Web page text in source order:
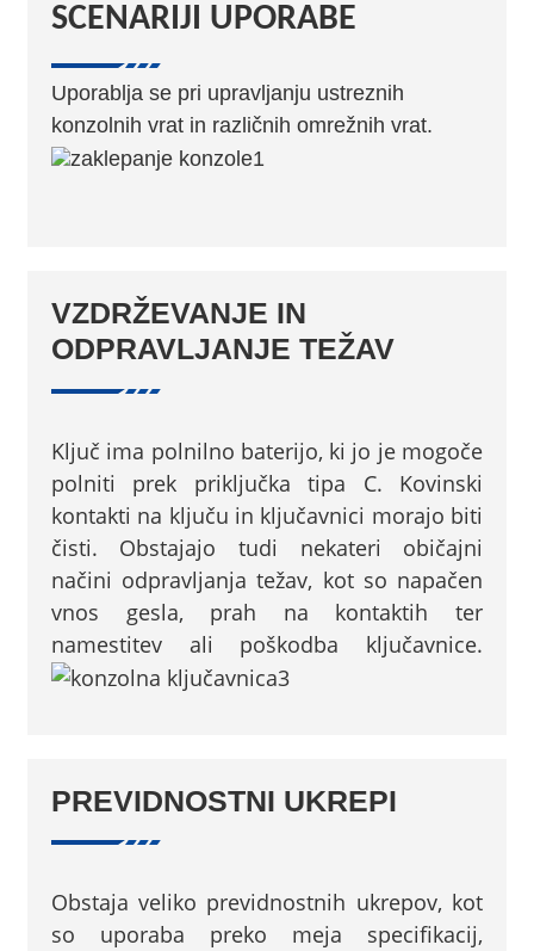
SCENARIJI UPORABE
Uporablja se pri upravljanju ustreznih
konzolnih vrat in različnih omrežnih vrat.
VZDRŽEVANJE IN
ODPRAVLJANJE TEŽAV
Ključ ima polnilno baterijo, ki jo je mogoče
polniti prek priključka tipa C. Kovinski
kontakti na ključu in ključavnici morajo biti
čisti. Obstajajo tudi nekateri običajni
načini odpravljanja težav, kot so napačen
vnos gesla, prah na kontaktih ter
namestitev ali poškodba ključavnice.
PREVIDNOSTNI UKREPI
Obstaja veliko previdnostnih ukrepov, kot
so uporaba preko meja specifikacij,